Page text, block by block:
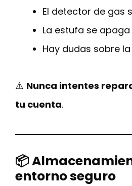
El detector de gas
La estufa se
Hay dudas sobre
⚠️ Nunca intentes
tu cuenta.
📦
entorno seguro